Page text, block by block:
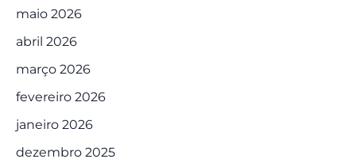
maio 2026
abril 2026
março 2026
fevereiro 2026
janeiro 2026
dezembro 2025